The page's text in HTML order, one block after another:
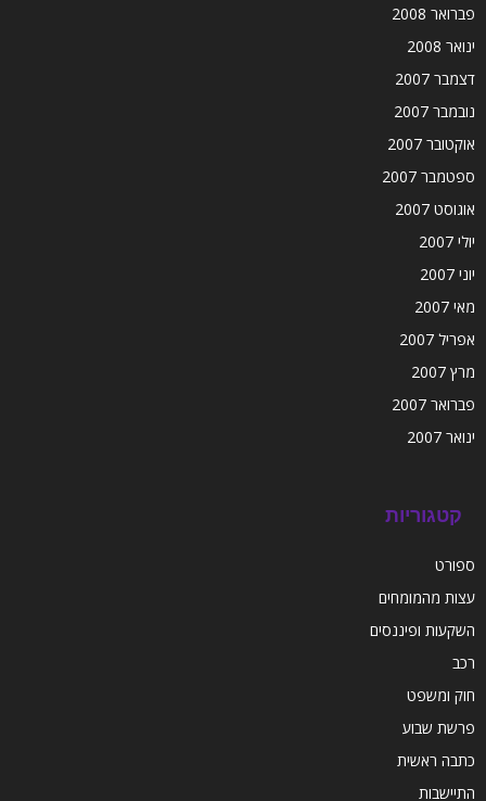
פברואר 2008
ינואר 2008
דצמבר 2007
נובמבר 2007
אוקטובר 2007
ספטמבר 2007
אוגוסט 2007
יולי 2007
יוני 2007
מאי 2007
אפריל 2007
מרץ 2007
פברואר 2007
ינואר 2007
קטגוריות
ספורט
עצות מהמומחים
השקעות ופיננסים
רכב
חוק ומשפט
פרשת שבוע
כתבה ראשית
התיישבות